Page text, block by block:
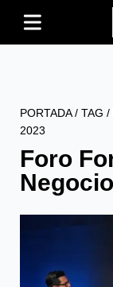
PORTADA/ TAG /
2023
Foro